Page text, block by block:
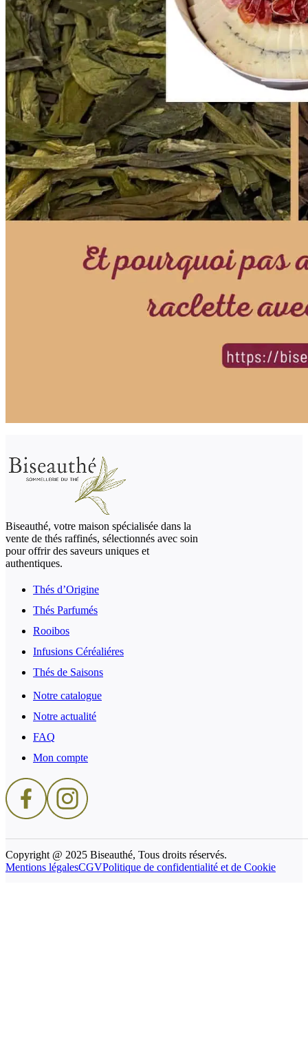
Biseauthé, votre maison spécialisée dans la
vente de thés raffinés, sélectionnés avec soin
pour offrir des saveurs uniques et
authentiques.
Thés d’Origine
Thés Parfumés
Rooibos
Infusions Céréaliéres
Thés de Saisons
Notre catalogue
Notre actualité
FAQ
Mon compte
Copyright @ 2025 Biseauthé, Tous droits réservés.
Mentions légalesCGVPolitique de confidentialité et de Cookie